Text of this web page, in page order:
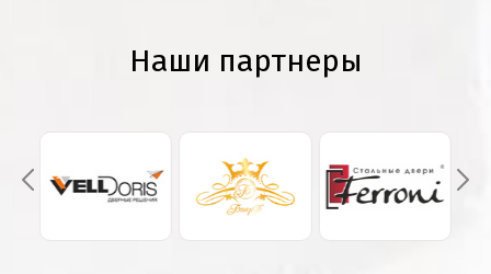
Наши партнеры